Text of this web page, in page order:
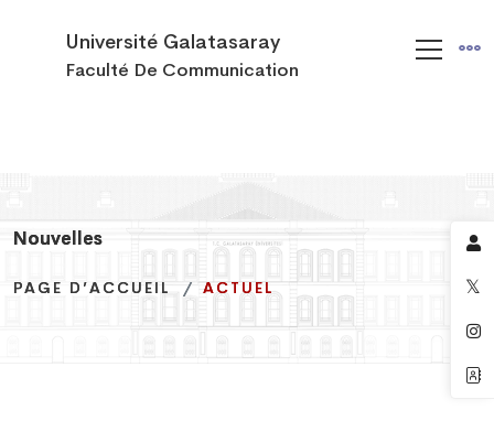
Université Galatasaray
Faculté De Communication
Nouvelles
PAGE D’ACCUEIL ACTUEL
Nouvelles
PAGE D’ACCUEIL ACTUEL
Nouvelles
PAGE D’ACCUEIL ACTUEL